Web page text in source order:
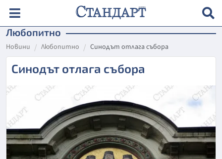
Любопитно
Новини Любопитно Синодът отлага събора
Синодът отлага събора